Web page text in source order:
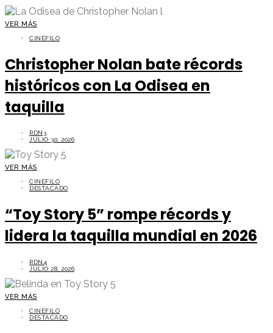
VER MÁS
CINÉFILO
Christopher Nolan bate récords
históricos con La Odisea en
taquilla
RDN3
JULIO 30, 2026
VER MÁS
CINÉFILO
DESTACADO
“Toy Story 5” rompe récords y
lidera la taquilla mundial en 2026
RDN4
JULIO 28, 2026
VER MÁS
CINÉFILO
DESTACADO